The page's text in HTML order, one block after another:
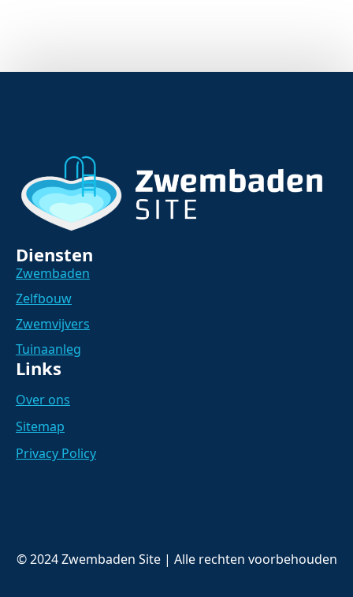
Diensten
Zwembaden
Zelfbouw
Zwemvijvers
Tuinaanleg
Links
Over ons
Sitemap
Privacy Policy
© 2024 Zwembaden Site | Alle rechten voorbehouden